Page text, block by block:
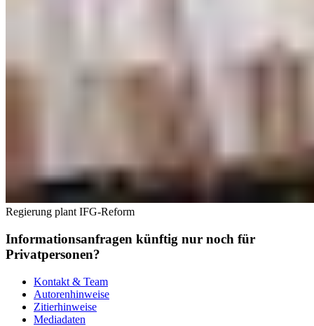
Regierung plant IFG-Reform
Informationsanfragen künftig nur noch für
Privatpersonen?
Kontakt & Team
Autorenhinweise
Zitierhinweise
Mediadaten